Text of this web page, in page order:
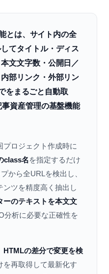
とは、サイト内の全
てタイトル・ディス
文文字数・公開日／
部リンク・外部リン
をまるごと自動取
資産管理の基盤機能
プロジェクト作成時に
class名を指定するだけ
から全URLを検出し、
ツを精度高く抽出し
ーのテキストを本文文
分析に必要な正確性を
HTMLの差分で変更を検
を再取得して最新化す